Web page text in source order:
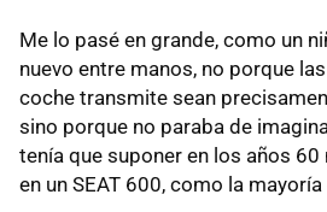
Me lo pasé en grande, como un
nuevo entre manos, no porque
coche transmite sean
sino porque no paraba de
tenía que suponer en los años
en un SEAT 600, como la